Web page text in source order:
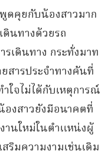
ดคุยกับน้องสาวมาก
ดินทางด้วยรถ
รเดินทาง กระทั่งมาท
สารประจำทางคันที่
ใจไม่ได้กับเหตุการณ์
องสาวยังมีอนาคตที่
านใหม่ในตำแหน่งผู้
ริมความงามเช่นเดิม